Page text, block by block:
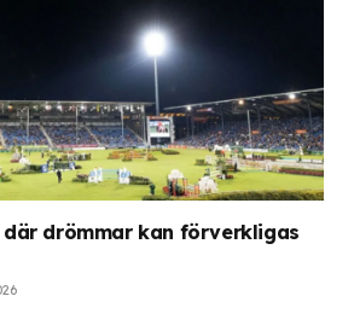
där drömmar kan förverkligas